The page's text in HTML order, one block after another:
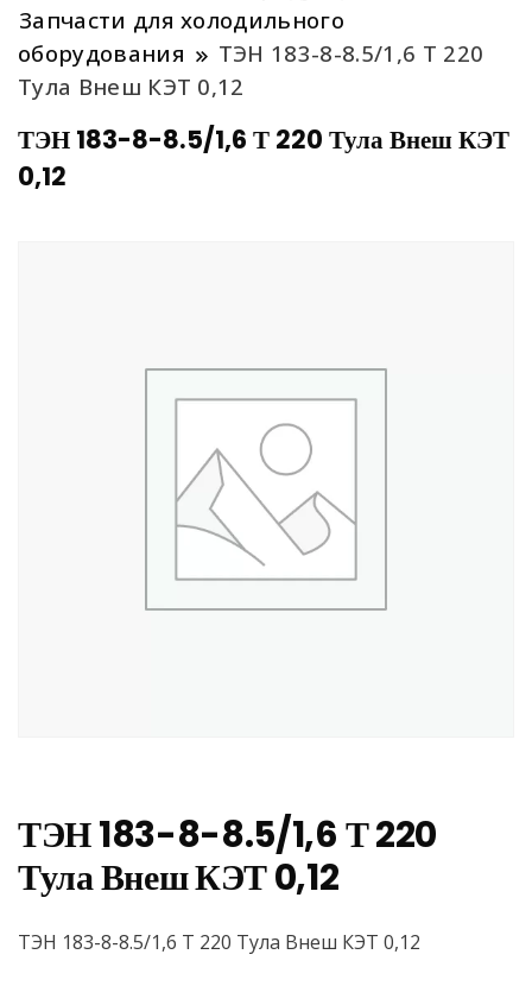
Запчасти для холодильного
оборудования
ТЭН 183-8-8.5/1,6 Т 220
Тула Внеш КЭТ 0,12
ТЭН 183-8-8.5/1,6 Т 220 Тула Внеш КЭТ
0,12
ТЭН 183-8-8.5/1,6 Т 220
Тула Внеш КЭТ 0,12
ТЭН 183-8-8.5/1,6 Т 220 Тула Внеш КЭТ 0,12